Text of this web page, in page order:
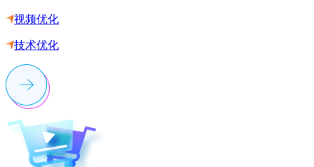
视频优化
技术优化